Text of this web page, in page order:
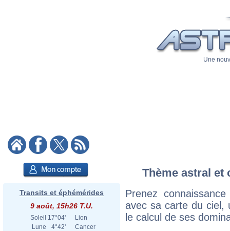
Une
Transits et éphémérides
9 août, 15h26 T.U.
Soleil 17°04'
Lion
Lune
4°42'
Cancer
Thème astral et
Prenez
avec sa carte du ciel,
le calcul de ses